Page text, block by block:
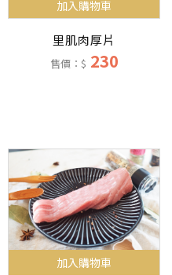
加入購物車
里肌肉厚片
售價：$ 230
加入購物車